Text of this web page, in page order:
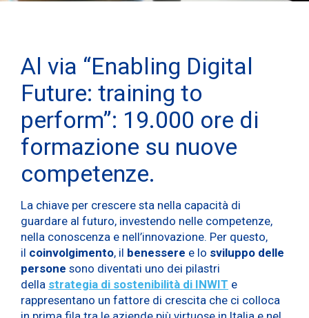
Al via “Enabling Digital
Future: training to
perform”: 19.000 ore di
formazione su nuove
competenze.
La chiave per crescere sta nella capacità di
guardare al futuro, investendo nelle competenze,
nella conoscenza e nell’innovazione. Per questo,
il coinvolgimento, il benessere e lo sviluppo delle
persone sono diventati uno dei pilastri
della strategia di sostenibilità di INWIT e
rappresentano un fattore di crescita che ci colloca